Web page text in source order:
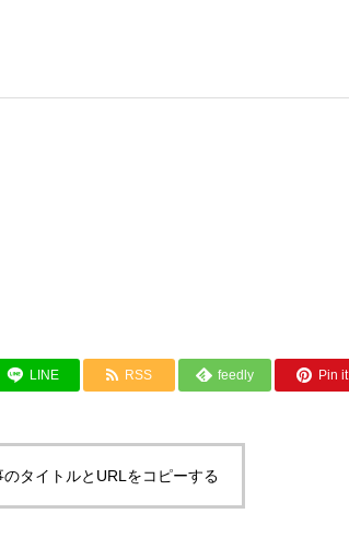
頭をケガした
LINE RSS feedly Pin it
のタイトルとURLをコピーする